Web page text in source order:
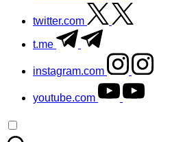
twitter.com
t.me
instagram.com
youtube.com